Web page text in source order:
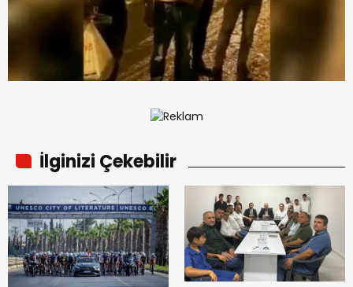
İlginizi Çekebilir